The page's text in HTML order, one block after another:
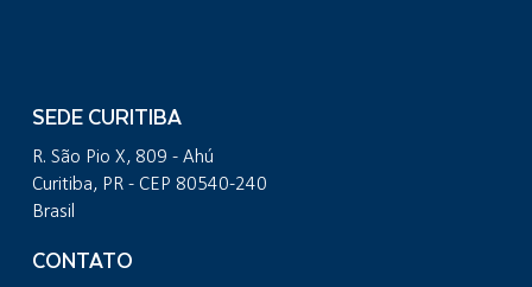
SEDE CURITIBA
R. São Pio X, 809 - Ahú
Curitiba, PR - CEP 80540-240
Brasil
CONTATO